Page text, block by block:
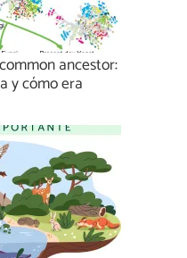
ancestor:
y cómo era